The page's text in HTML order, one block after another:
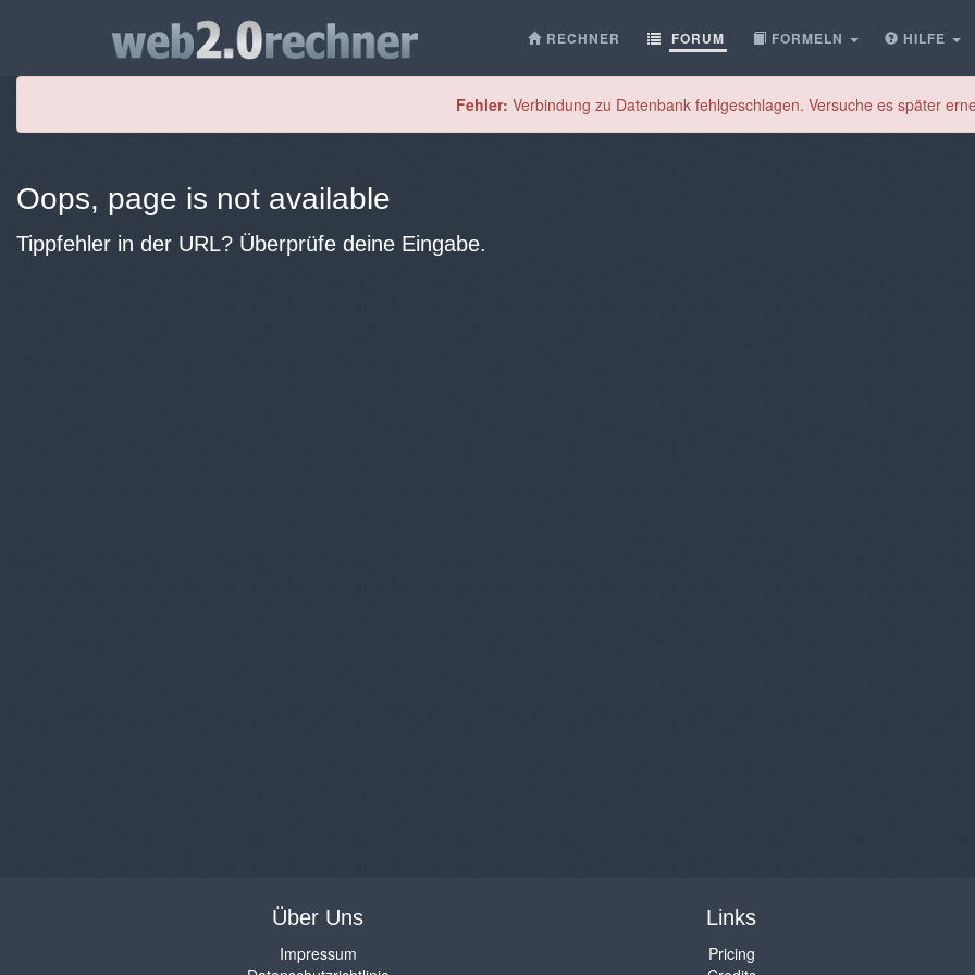
RECHNER FORUM FORMELN HILFE
Fehler: Verbindung zu Datenbank fehlgeschlagen. Versuche es später
Oops, page is not available
Tippfehler in der URL? Überprüfe deine Eingabe.
Über Uns
Impressum
Links
Pricing